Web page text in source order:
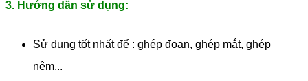
3. Hướng dẫn sử dụng:
Sử dụng tốt nhất để : ghép đoạn, ghép mắt, ghép
nêm...